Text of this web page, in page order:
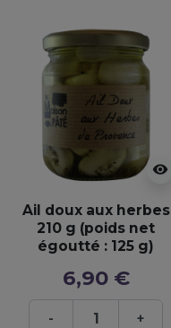
visibility
Ail doux aux herbes
210 g (poids net
égoutté : 125 g)
6,90 €
- +